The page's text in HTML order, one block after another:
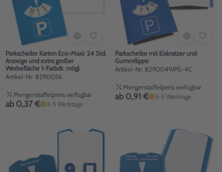
Parkscheibe Karton Eco-Maxi: 24 Std.
Anzeige und extra großer
Werbefläche 1-Farbdr. mögl.
Artikel-Nr: 8290056
Mengenstaffelpreis verfügbar
ab 0,37 € 3-5 Werktage
Parkscheibe mit Eiskratzer und
Gummilippe
Artikel-Nr: 8290049/PS-4C
Mengenstaffelpreis verfügbar
ab 0,91 € 3-5 Werktage